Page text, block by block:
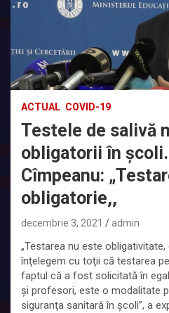
ACTUAL COVID-19
Testele de salivă
obligatorii în
Cîmpeanu:
obligatorie,,
decembrie 3, 2021 admin
„Testarea nu este
înţelegem cu toţii că testarea
faptul că a fost solicitată în
şi profesori, este o modalitate
siguranţa sanitară în şcoli”, a